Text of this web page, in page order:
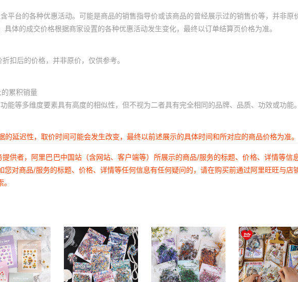
平台的各种优惠活动。可能是商品的销售指导价或该商品的曾经展示过的销售价等，并非原
体的成交价格根据商家设置的各种优惠活动发生变化，最终以订单结算页价格为准。
扣后的价格，并非原价，仅供参考。
累积销量
能等多维度要素具有高度的相似性，但不视为二者具有完全相同的品牌、品质、功效或功能。
延迟性，取价时间可能会发生改变，最终以前述展示的具体时间和所对应的商品价格为准。
供者，阿里巴巴中国站（含网站、客户端等）所展示的商品/服务的标题、价格、详情等
对商品/服务的标题、价格、详情等任何信息有任何疑问的，请在购买前通过阿里旺旺与